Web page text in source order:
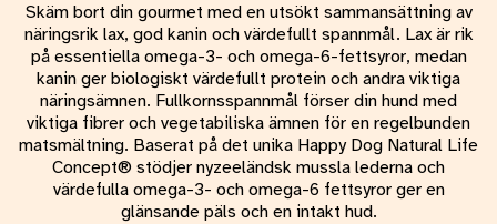
Skäm bort din gourmet med en utsökt sammansättning av
näringsrik lax, god kanin och värdefullt spannmål. Lax är rik
på essentiella omega-3- och omega-6-fettsyror, medan
kanin ger biologiskt värdefullt protein och andra viktiga
näringsämnen. Fullkornsspannmål förser din hund med
viktiga fibrer och vegetabiliska ämnen för en regelbunden
matsmältning. Baserat på det unika Happy Dog Natural Life
Concept® stödjer nyzeeländsk mussla lederna och
värdefulla omega-3- och omega-6 fettsyror ger en
glänsande päls och en intakt hud.